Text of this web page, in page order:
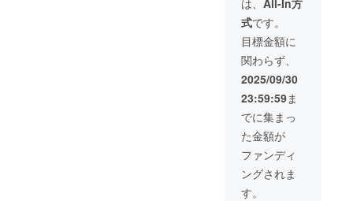
使用可
能 ・誰
でも譲
渡OK ・
有効期
限は発
年 ・遺
熱大陸
の「撮
影費
用」に
対する
割引で
法：文
字のみ
・注意
事項：
支援
時、必
ず備考
欄に掲
載を希
望され
るお名
前をご
記入く
ださい
10万円
割引券
（※）
②遺熱
大陸の
クレ
ジット
にあな
たの名
前を記
載(ニッ
クネー
ムOK)
・掲載
式です。
目標金額に
関わらず、
2025/09/30
23:59:59ま
でに集まっ
た金額が
ファンディ
ングされま
す。